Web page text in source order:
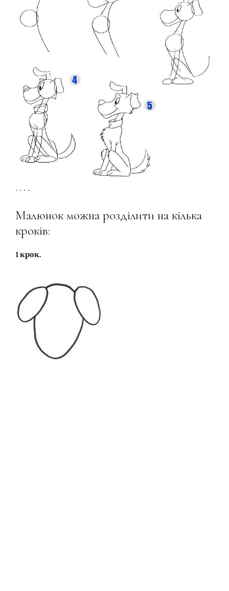
. . . .
Малюнок можна розділити на кілька
кроків:
1 крок.